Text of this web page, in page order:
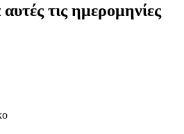
αυτές τις ημερομηνίες